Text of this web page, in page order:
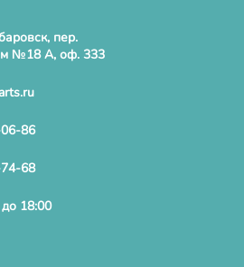
пер.
№18 А, оф. 333
86
68
18:00